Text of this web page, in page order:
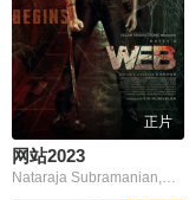
正片
网站2023
Nataraja Subramanian,Shilpa Manjunath,Motta Rajendran